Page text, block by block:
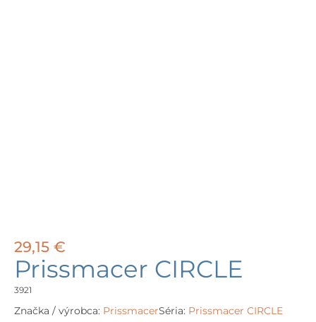
29,15 €
Prissmacer CIRCLE
3921
Značka / výrobca: PrissmacerSéria: Prissmacer CIRCLE